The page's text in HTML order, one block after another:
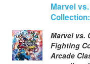
Marvel
Marvel vs.
Fighting
Arcade